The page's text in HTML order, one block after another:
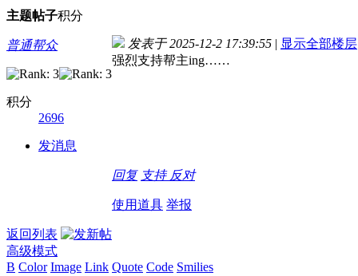
主题帖子积分
普通帮众
积分
2696
发消息
发表于 2025-12-2 17:39:55 | 显示全部楼层
强烈支持帮主ing……
回复 支持 反对
使用道具 举报
返回列表
高级模式
B Color Image Link Quote Code Smilies